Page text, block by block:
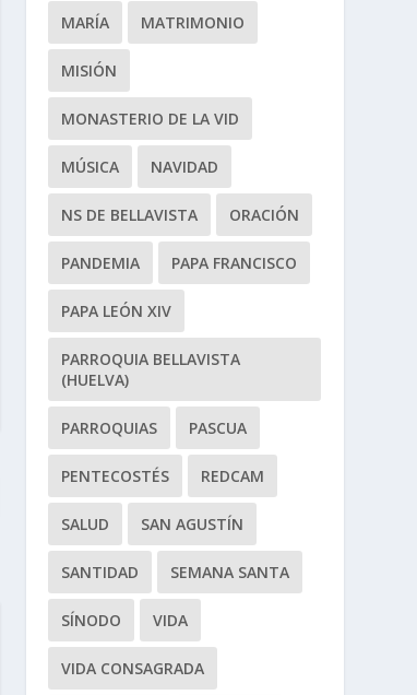
MARÍA MATRIMONIO
MISIÓN
MONASTERIO DE LA VID
MÚSICA NAVIDAD
NS DE BELLAVISTA ORACIÓN
PANDEMIA PAPA FRANCISCO
PAPA LEÓN XIV
PARROQUIA BELLAVISTA
(HUELVA)
PARROQUIAS PASCUA
PENTECOSTÉS REDCAM
SALUD SAN AGUSTÍN
SANTIDAD SEMANA SANTA
SÍNODO VIDA
VIDA CONSAGRADA